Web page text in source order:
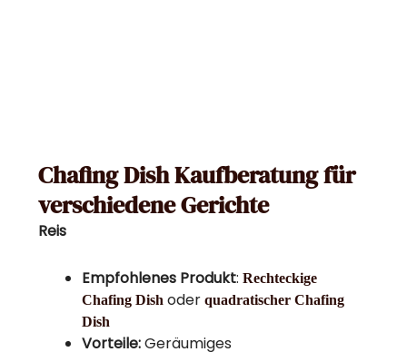
Chafing Dish Kaufberatung für
verschiedene Gerichte
Reis
Empfohlenes Produkt:Rechteckige
Chafing Dish oderquadratischer Chafing
Dish
Vorteile:Geräumiges